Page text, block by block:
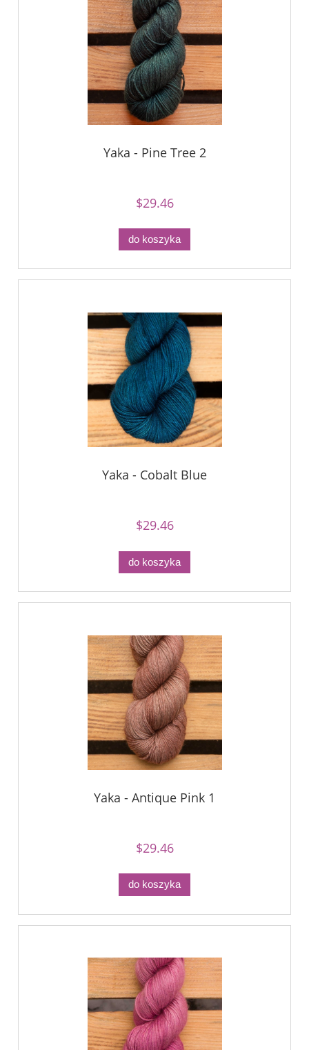
Yaka - Pine Tree 2
$29.46
do koszyka
Yaka - Cobalt Blue
$29.46
do koszyka
Yaka - Antique Pink 1
$29.46
do koszyka